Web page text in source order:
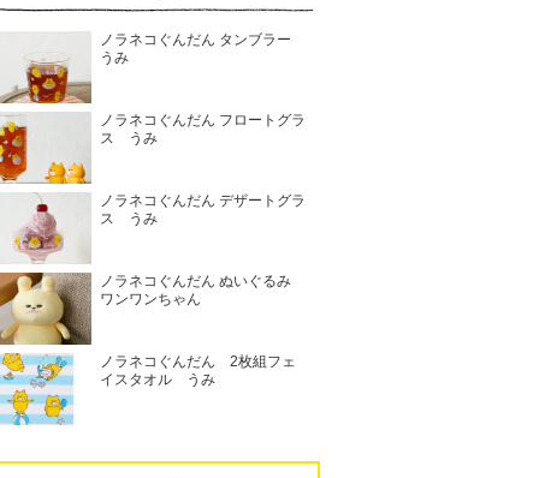
ノラネコぐんだん タンブラー
うみ
ノラネコぐんだん フロートグラ
ス うみ
ノラネコぐんだん デザートグラ
ス うみ
ノラネコぐんだん ぬいぐるみ
ワンワンちゃん
ノラネコぐんだん 2枚組フェ
イスタオル うみ